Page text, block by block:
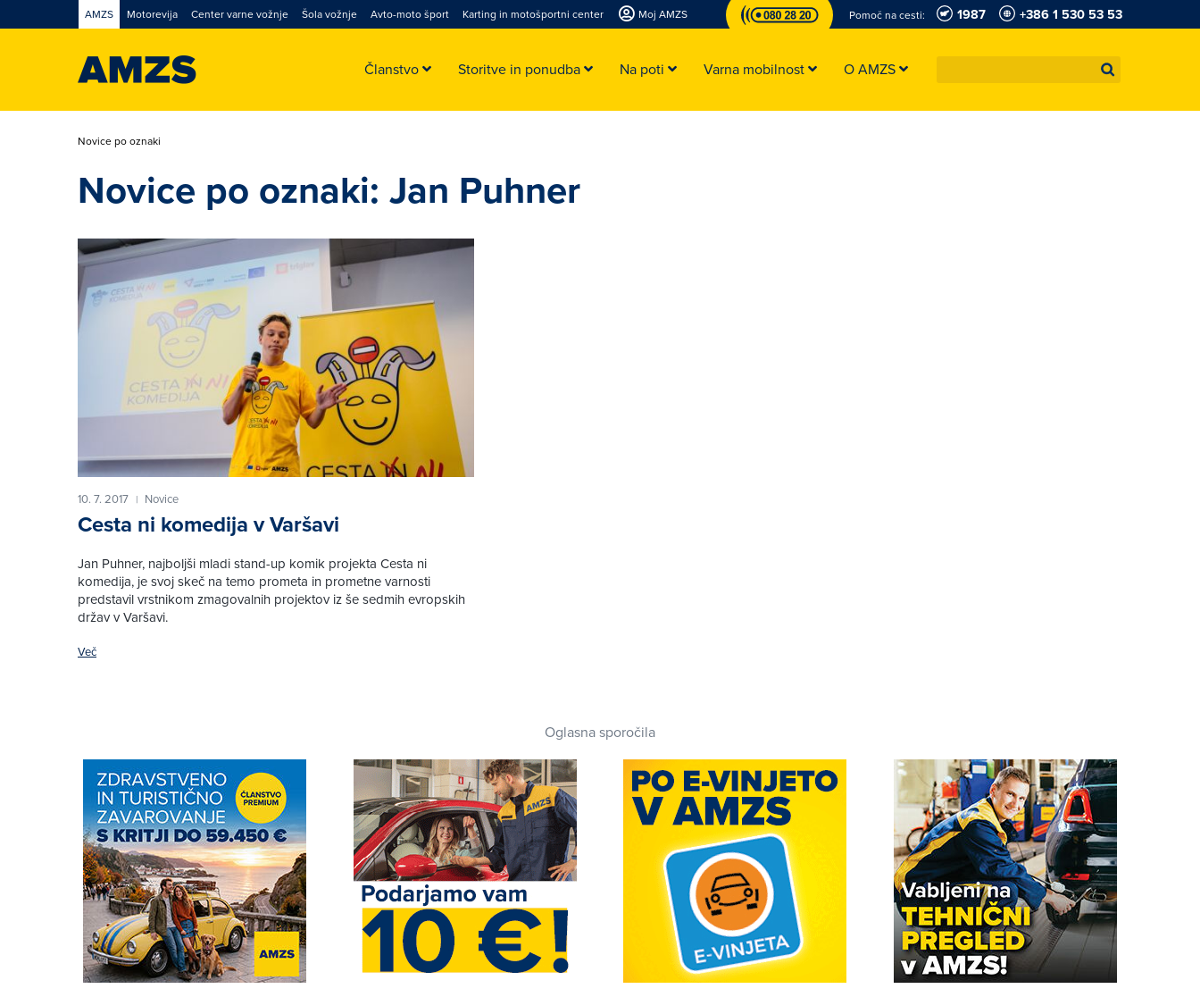
AMZS Motorevija Center varne vožnje Šola vožnje Avto-moto šport Karting in motošportni center Moj AMZS Pomoč na cesti: 1987 +386 1 530 53 53
Članstvo Storitve in ponudba Na poti Varna mobilnost O AMZS
Novice po oznaki
Novice po oznaki: Jan Puhner
10. 7. 2017 | Novice
Cesta ni komedija v Varšavi
Jan Puhner, najboljši mladi stand-up komik projekta Cesta ni
komedija, je svoj skeč na temo prometa in prometne varnosti
predstavil vrstnikom zmagovalnih projektov iz še sedmih evropskih
držav v Varšavi.
Več
Oglasna sporočila